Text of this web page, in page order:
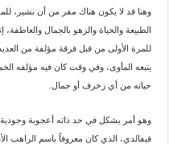
وهنا قد لا يكون هناك مفر من أن نشير،
الطبيعة والحياة والزهو بالجمال
للمرة الأولى من قبل فرقة مؤلفة من
يتبعه المأوى، وفي وقت كان فيه مؤلفه
حياته من أي زخرف أو جمال.
وهو أمر يشكل في حد ذاته أعجوبة وجودية
فيفالدي، الذي كان معروفاً باسم الراهب